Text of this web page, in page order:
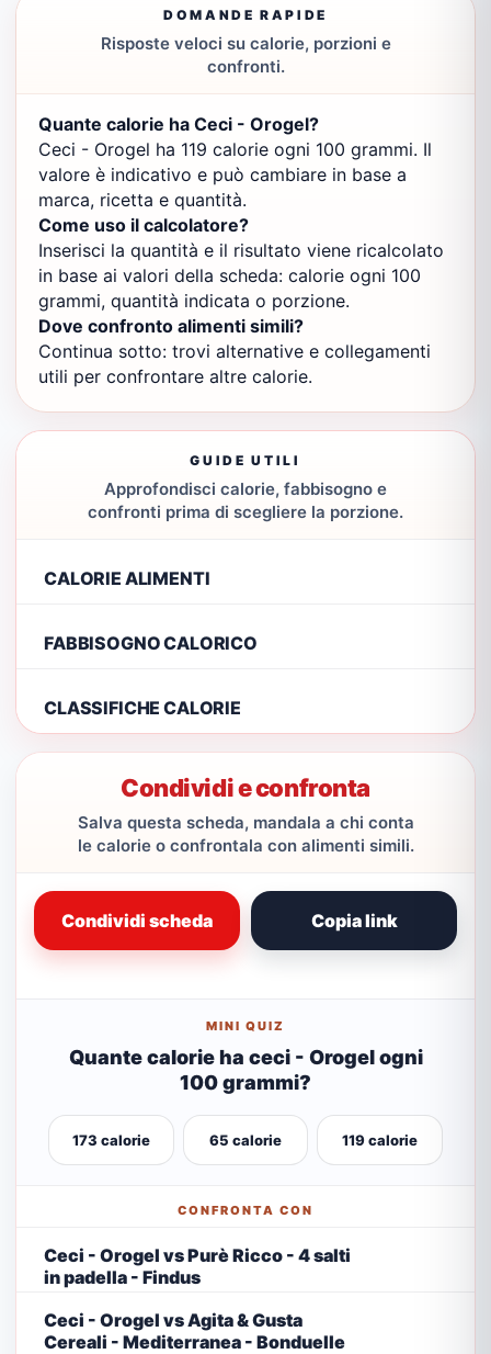
DOMANDE RAPIDE
Risposte veloci su calorie, porzioni e
confronti.
Quante calorie ha Ceci - Orogel?
Ceci - Orogel ha 119 calorie ogni 100 grammi. Il
valore è indicativo e può cambiare in base a
marca, ricetta e quantità.
Come uso il calcolatore?
Inserisci la quantità e il risultato viene ricalcolato
in base ai valori della scheda: calorie ogni 100
grammi, quantità indicata o porzione.
Dove confronto alimenti simili?
Continua sotto: trovi alternative e collegamenti
utili per confrontare altre calorie.
GUIDE UTILI
Approfondisci calorie, fabbisogno e
confronti prima di scegliere la porzione.
CALORIE ALIMENTI
FABBISOGNO CALORICO
CLASSIFICHE CALORIE
Condividi e confronta
Salva questa scheda, mandala a chi conta
le calorie o confrontala con alimenti simili.
Condividi scheda Copia link
MINI QUIZ
Quante calorie ha ceci - Orogel ogni
100 grammi?
173 calorie 65 calorie 119 calorie
CONFRONTA CON
Ceci - Orogel vs Purè Ricco - 4 salti
in padella - Findus
Ceci - Orogel vs Agita & Gusta
Cereali - Mediterranea - Bonduelle